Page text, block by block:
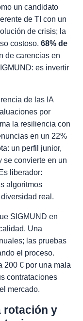
un candidato
de TI con un
de crisis; la
costoso. 68% de
de carencias en
es invertir
de las IA
por
la resiliencia con
en un 22%
un perfil junior,
se convierte en un
liberador:
algoritmos
real.
SIGMUND en
Una
las pruebas
el proceso.
200 € por una mala
contrataciones
mercado.
rotación y